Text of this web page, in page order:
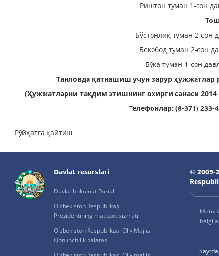
Риштон туман 1-сон
Бўстонлиқ туман 2-сон
Бекобод туман 2-сон
Бўка туман 1-сон
Танловда қатнашиш учун зарур ҳужжатлар
(Ҳужжатларни тақдим этишнинг охирги санаси
Телефонлар: (8-371) 233-
Рўйҳатга қайтиш
Davlat resurslari
Davlat hukumat Portali
O'zbekiston Respublikasi
Prezidentining matbuot xizmati
O'zbekiston Respublikasi Oliy Majlisi
Qonunchilik palatasi
© 2009-